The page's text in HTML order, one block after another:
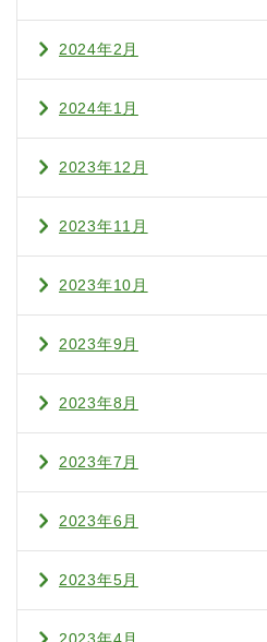
2024年2月
2024年1月
2023年12月
2023年11月
2023年10月
2023年9月
2023年8月
2023年7月
2023年6月
2023年5月